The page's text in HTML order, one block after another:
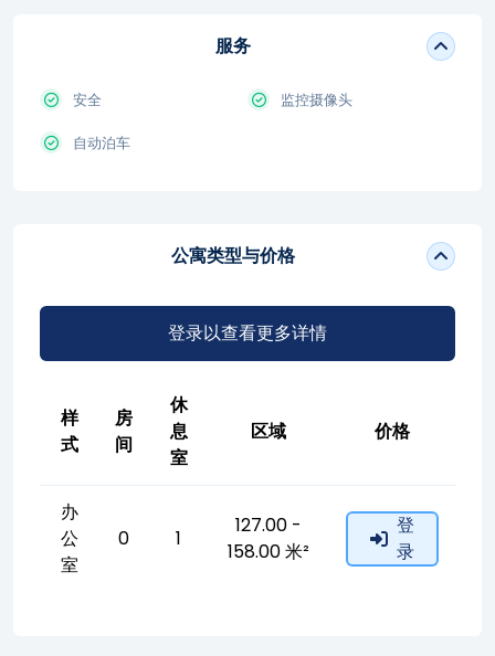
服务
安全 监控摄像头
自动泊车
公寓类型与价格
登录以查看更多详情
样
式
房
间
休
息
室
区域 价格
办
公
室
0 1
127.00 -
158.00 米²
登
录